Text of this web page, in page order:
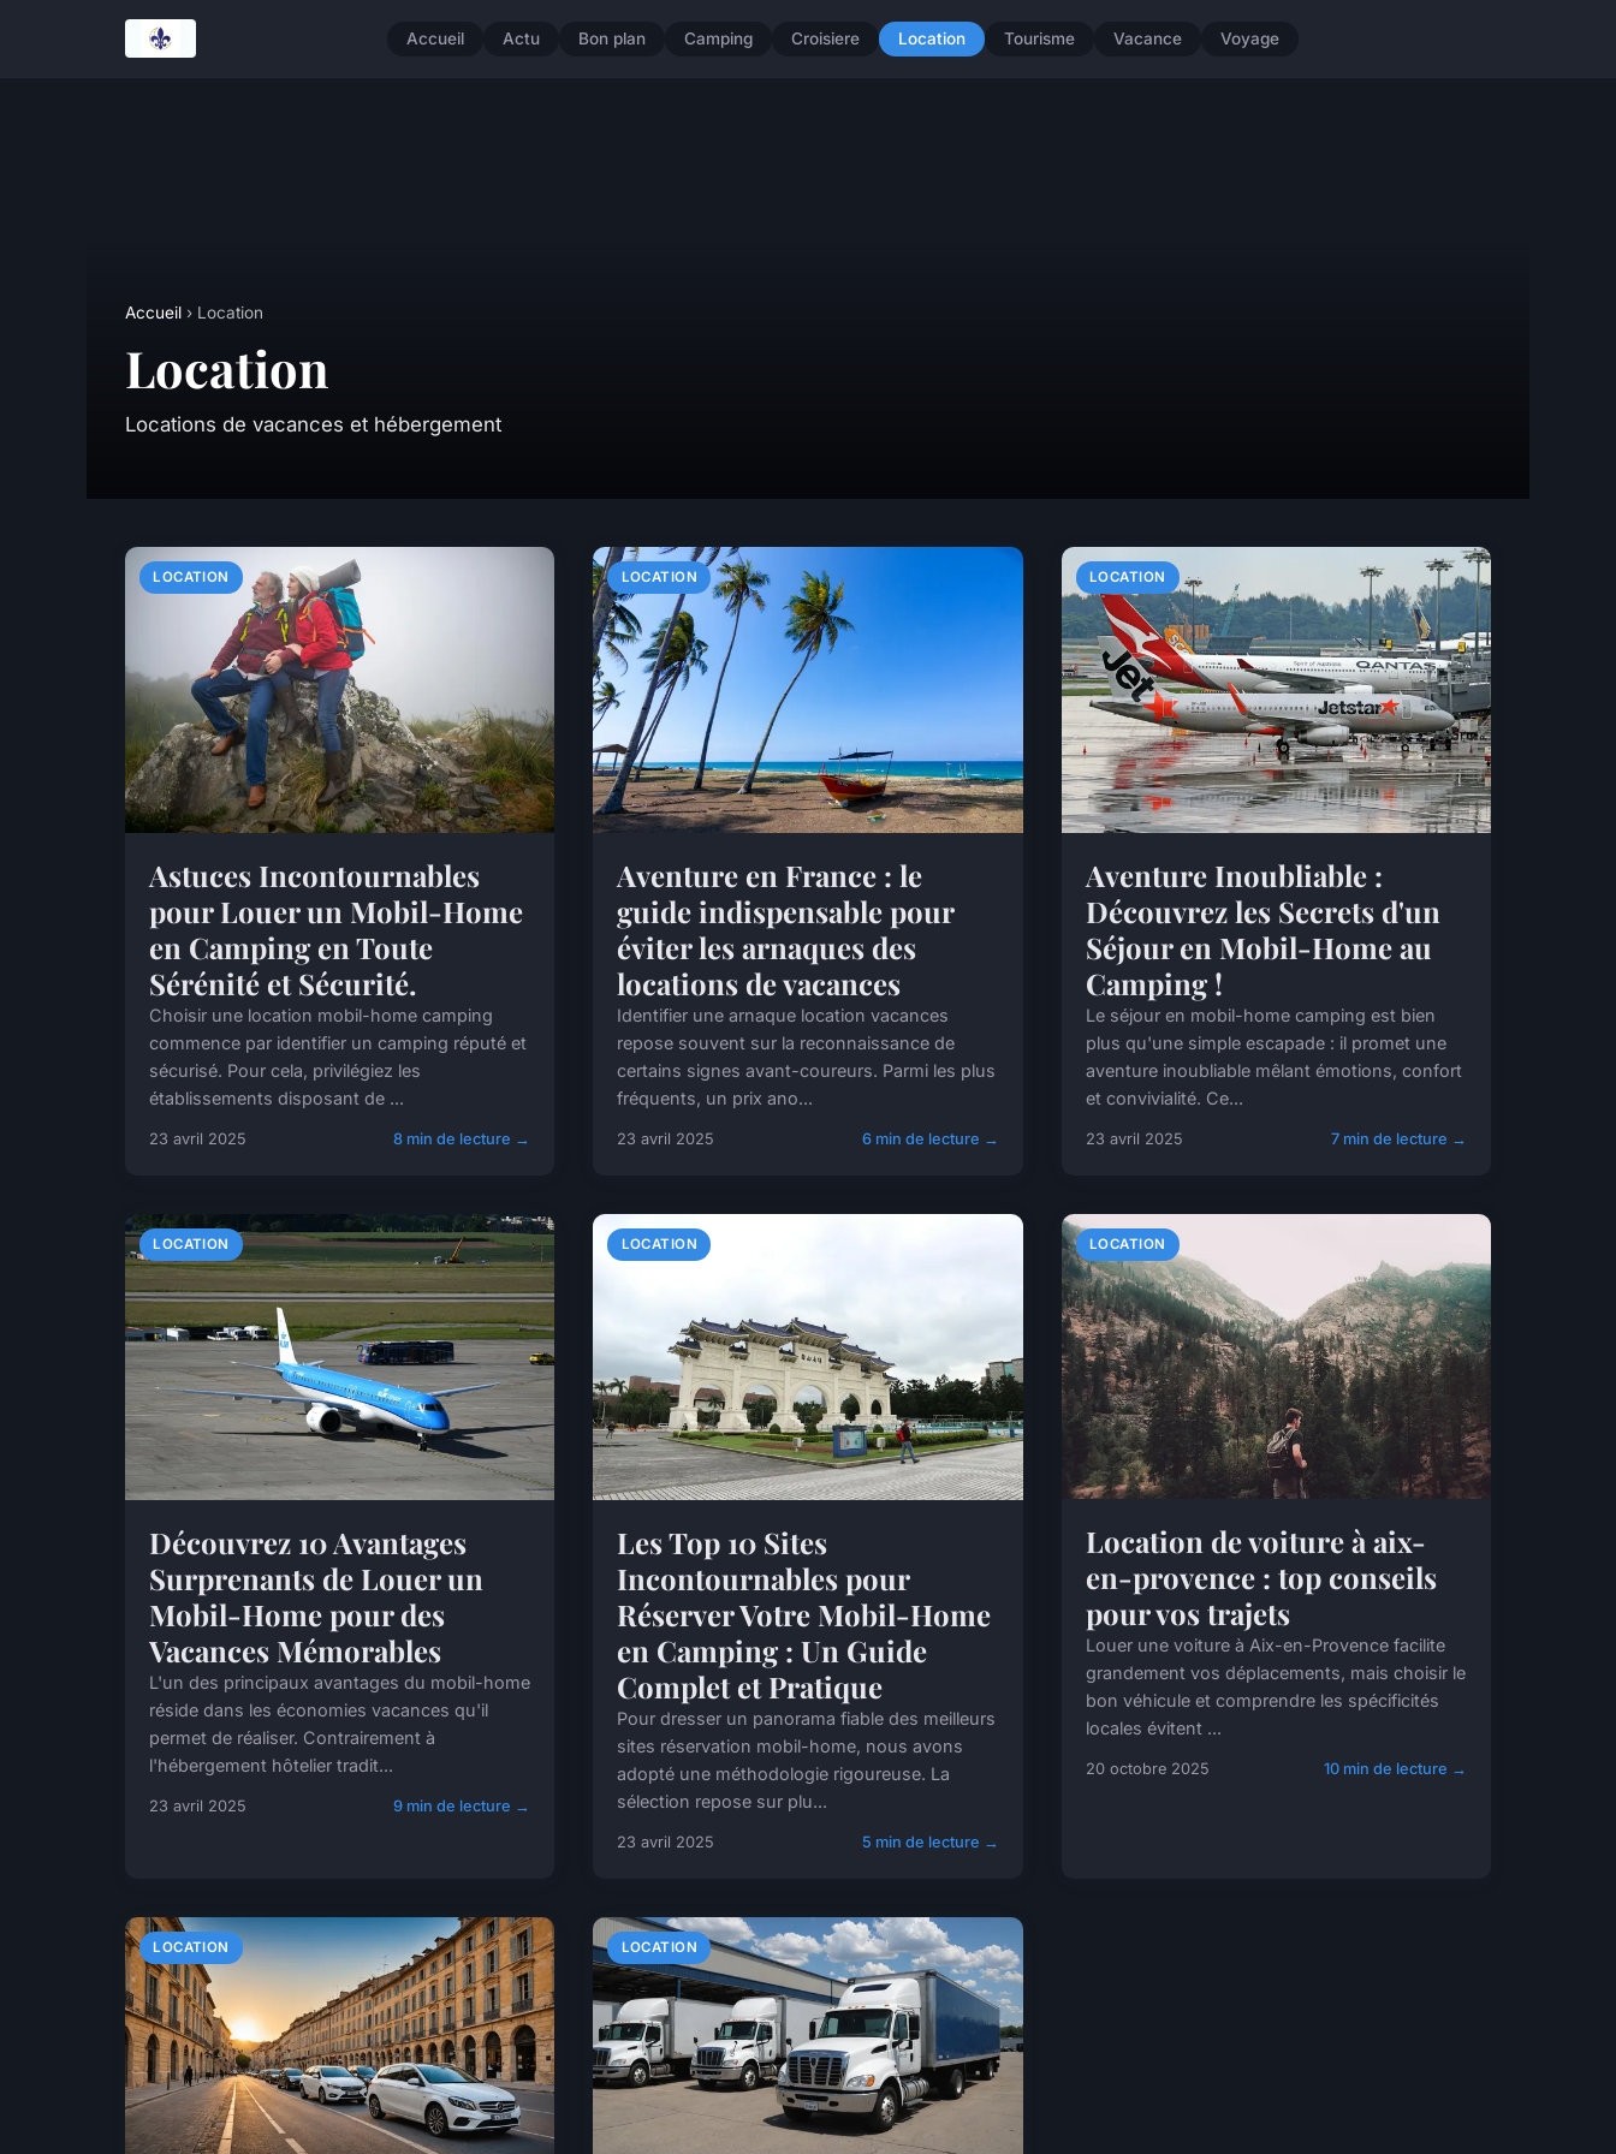
Accueil Actu Bon plan Camping Croisiere Location Tourisme Vacance Voyage
Accueil › Location
Location
Locations de vacances et hébergement
LOCATION
Astuces Incontournables
pour Louer un Mobil-Home
en Camping en Toute
Sérénité et Sécurité.
Choisir une location mobil-home camping
commence par identifier un camping réputé et
sécurisé. Pour cela, privilégiez les
établissements disposant de ...
23 avril 2025 8 min de lecture →
LOCATION
Aventure en France : le
guide indispensable pour
éviter les arnaques des
locations de vacances
Identifier une arnaque location vacances
repose souvent sur la reconnaissance de
certains signes avant-coureurs. Parmi les plus
fréquents, un prix ano...
23 avril 2025 6 min de lecture →
LOCATION
Aventure Inoubliable :
Découvrez les Secrets d'un
Séjour en Mobil-Home au
Camping !
Le séjour en mobil-home camping est bien
plus qu'une simple escapade : il promet une
aventure inoubliable mêlant émotions, confort
et convivialité. Ce...
23 avril 2025 7 min de lecture →
LOCATION
Découvrez 10 Avantages
Surprenants de Louer un
Mobil-Home pour des
Vacances Mémorables
L'un des principaux avantages du mobil-home
réside dans les économies vacances qu'il
permet de réaliser. Contrairement à
l'hébergement hôtelier tradit...
23 avril 2025 9 min de lecture →
LOCATION
Les Top 10 Sites
Incontournables pour
Réserver Votre Mobil-Home
en Camping : Un Guide
Complet et Pratique
Pour dresser un panorama fiable des meilleurs
sites réservation mobil-home, nous avons
adopté une méthodologie rigoureuse. La
sélection repose sur plu...
23 avril 2025 5 min de lecture →
LOCATION
Location de voiture à aix-
en-provence : top conseils
pour vos trajets
Louer une voiture à Aix-en-Provence facilite
grandement vos déplacements, mais choisir le
bon véhicule et comprendre les spécificités
locales évitent ...
20 octobre 2025 10 min de lecture →
LOCATION LOCATION